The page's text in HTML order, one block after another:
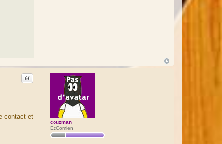
couzman
EzComien
Citation
contact et